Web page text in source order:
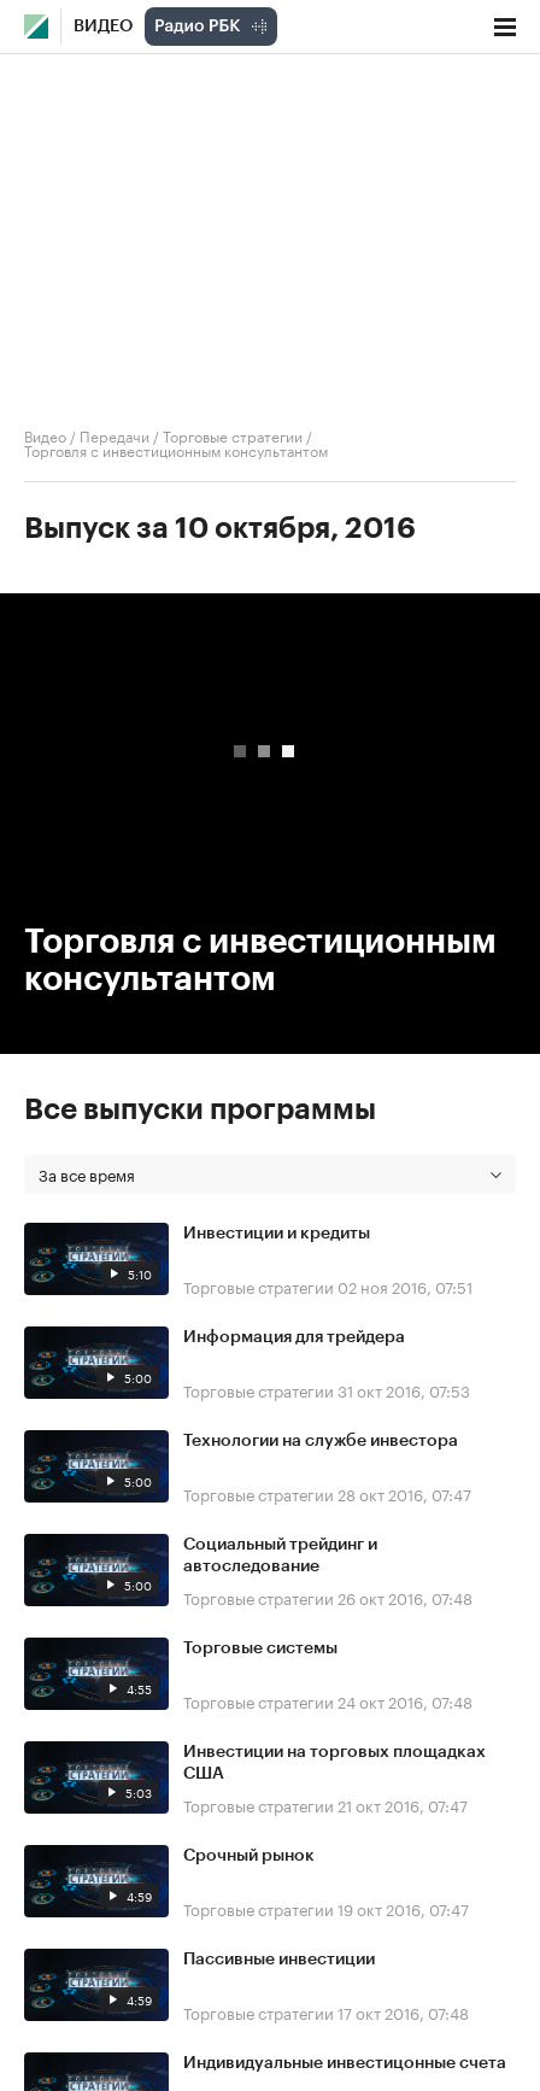
ВИДЕО
Видео / Передачи /Торговые стратегии /
Торговля с инвестиционным консультантом
Выпуск за 10 октября, 2016
Торговля с инвестиционным
консультантом
Все выпуски программы
За все время
5:10
Инвестиции и кредиты
Торговые стратегии 02 ноя 2016, 07:51
5:00
Информация для трейдера
Торговые стратегии 31 окт 2016, 07:53
5:00
Технологии на службе инвестора
Торговые стратегии 28 окт 2016, 07:47
5:00
Социальный трейдинг и
автоследование
Торговые стратегии 26 окт 2016, 07:48
4:55
Торговые системы
Торговые стратегии 24 окт 2016, 07:48
5:03
Инвестиции на торговых площадках
США
Торговые стратегии 21 окт 2016, 07:47
4:59
Срочный рынок
Торговые стратегии 19 окт 2016, 07:47
4:59
Пассивные инвестиции
Торговые стратегии 17 окт 2016, 07:48
Индивидуальные инвестицонные счета